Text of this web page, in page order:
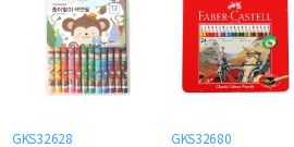
GKS32628
GKS32680